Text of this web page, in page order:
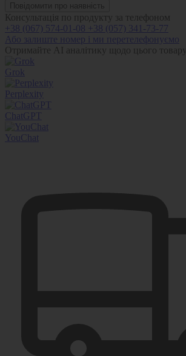
Повідомити про наявність
Консультація по продукту за телефоном
+38 (067) 574-01-08 +38 (057) 341-73-77
Або залиште номер і ми перетелефонуємо
Отримайте AI аналітику щодо цього товару:
Grok
Perplexity
ChatGPT
YouChat